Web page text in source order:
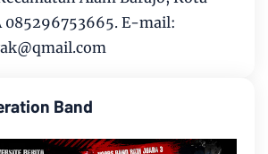
085296753665. E-mail:
Band